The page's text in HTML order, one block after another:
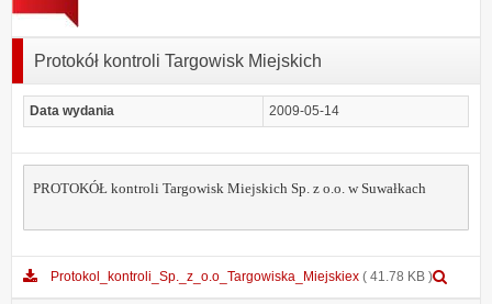
Protokół kontroli Targowisk Miejskich
Data wydania 2009-05-14
PROTOKÓŁ kontroli Targowisk Miejskich Sp. z o.o. w Suwałkach
Protokol_kontroli_Sp._z_o.o_Targowiska_Miejskiex ( 41.78 KB )